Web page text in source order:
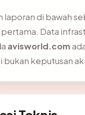
laporan di bawah
Data
avisworld.com
keputusan